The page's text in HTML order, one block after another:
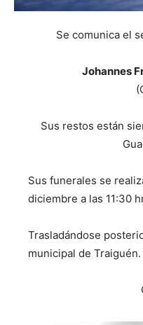
Se comunica el
Johannes
Sus restos están
Sus funerales se
diciembre a las 11:30
Trasladándose
municipal de Traiguén.